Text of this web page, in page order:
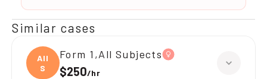
Similar cases
All
S
Form 1,All Subjects
$250/hr